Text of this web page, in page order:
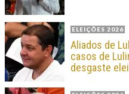
ELEIÇÕES 2026
Aliados de
casos de
desgaste